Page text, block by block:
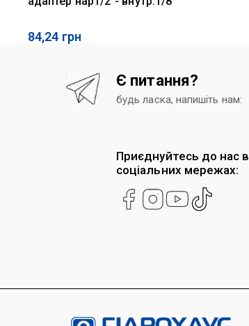
84,24 грн
Є питання?
будь ласка, напишіть нам:
Приєднуйтесь до нас в
соціальних мережах: